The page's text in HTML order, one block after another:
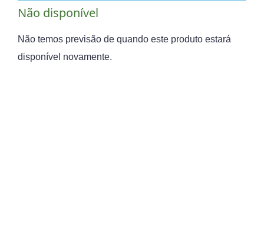
Não disponível
Não temos previsão de quando este produto estará
disponível novamente.